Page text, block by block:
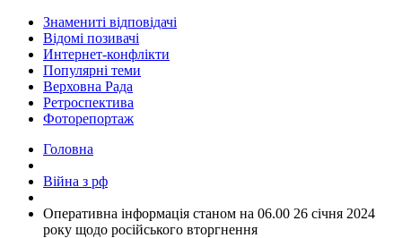
Знамениті відповідачі
Відомі позивачі
Интернет-конфлікти
Популярні теми
Верховна Рада
Ретроспектива
Фоторепортаж
Головна
Війна з рф
​Оперативна інформація станом на 06.00 26 січня 2024
року щодо російського вторгнення